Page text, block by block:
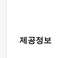
제공정보